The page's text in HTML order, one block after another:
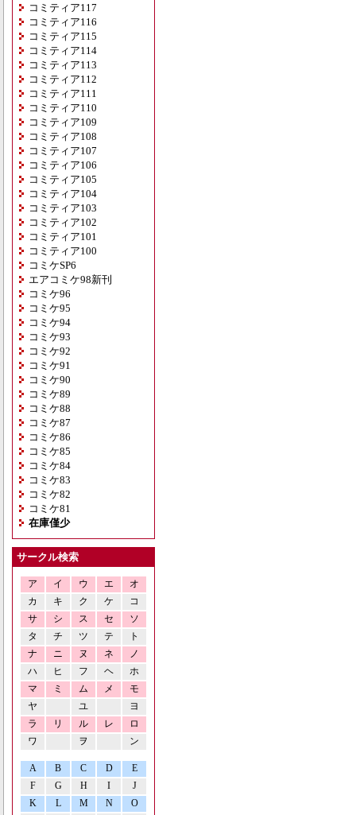
コミティア117
コミティア116
コミティア115
コミティア114
コミティア113
コミティア112
コミティア111
コミティア110
コミティア109
コミティア108
コミティア107
コミティア106
コミティア105
コミティア104
コミティア103
コミティア102
コミティア101
コミティア100
コミケSP6
エアコミケ98新刊
コミケ96
コミケ95
コミケ94
コミケ93
コミケ92
コミケ91
コミケ90
コミケ89
コミケ88
コミケ87
コミケ86
コミケ85
コミケ84
コミケ83
コミケ82
コミケ81
在庫僅少
サークル検索
ア イ ウ エ
オ
カ
キ ク ケ
コ
サ
シ ス セ
ソ
タ
チ ツ テ
ト
ナ
ニ ヌ ネ
ノ
ハ
ヒ フ ヘ
ホ
マ
ミ ム メ
モ
ヤ
ユ
ヨ
ラ
リ ル レ
ロ
ワ
ヲ ン
A B C D
E
F
G H I
J
K
L M N O